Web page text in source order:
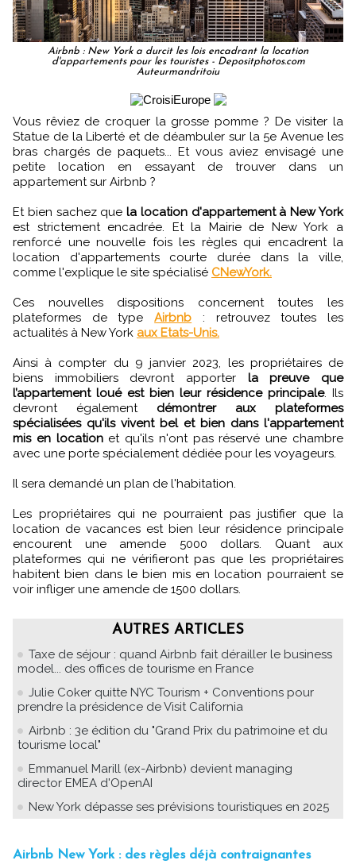
Airbnb : New York a durcit les lois encadrant la location
d'appartements pour les touristes - Depositphotos.com
Auteurmandritoiu
Vous rêviez de croquer la grosse pomme ? De visiter la
Statue de la Liberté et de déambuler sur la 5e Avenue les
bras chargés de paquets... Et vous aviez envisagé une
petite location en essayant de trouver dans un
appartement sur Airbnb ?
Et bien sachez que la location d'appartement à New York
est strictement encadrée. Et la Mairie de New York a
renforcé une nouvelle fois les règles qui encadrent la
location d'appartements courte durée dans la ville,
comme l'explique le site spécialisé CNewYork.
Ces nouvelles dispositions concernent toutes les
plateformes de typeAirbnb : retrouvez toutes les
actualités à New York aux Etats-Unis.
Ainsi à compter du 9 janvier 2023, les propriétaires de
biens immobiliers devront apporter la preuve que
l’appartement loué est bien leur résidence principale. Ils
devront également démontrer aux plateformes
spécialisées qu'ils vivent bel et bien dans l'appartement
mis en locationet qu'ils n'ont pas réservé une chambre
avec une porte spécialement dédiée pour les voyageurs.
Il sera demandé un plan de l'habitation.
Les propriétaires qui ne pourraient pas justifier que la
location de vacances est bien leur résidence principale
encourent une amende 5000 dollars. Quant aux
plateformes qui ne vérifieront pas que les propriétaires
habitent bien dans le bien mis en location pourraient se
voir infliger une amende de 1500 dollars.
AUTRES ARTICLES
Taxe de séjour : quand Airbnb fait dérailler le business
model... des offices de tourisme en France
Julie Coker quitte NYC Tourism + Conventions pour
prendre la présidence de Visit California
Airbnb : 3e édition du "Grand Prix du patrimoine et du
tourisme local"
Emmanuel Marill (ex-Airbnb) devient managing
director EMEA d'OpenAI
New York dépasse ses prévisions touristiques en 2025
Airbnb New York : des règles déjà contraignantes